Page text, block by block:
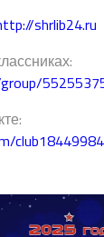
shrlib24.ru